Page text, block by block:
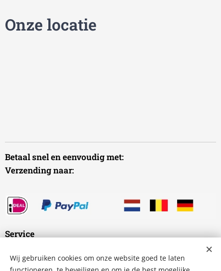
Onze locatie
Betaal snel en eenvoudig met:
Verzending naar:
Service
Veelgestelde vragen
Wij gebruiken cookies om onze website goed te laten